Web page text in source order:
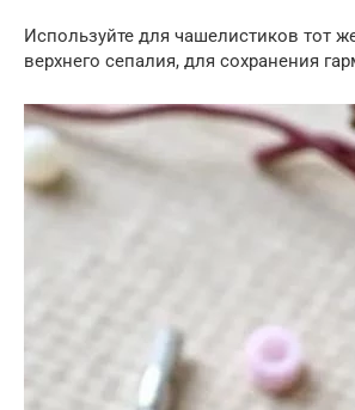
Используйте для чашелистиков тот
верхнего сепалия, для сохранения